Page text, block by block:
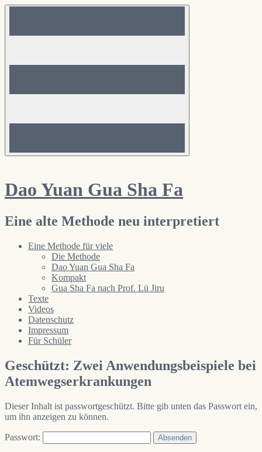
Zum
Dao Yuan Gua Sha Fa
Eine alte Methode neu interpretiert
Eine Methode für viele
Die Methode
Dao Yuan Gua Sha Fa
Kompakt
Gua Sha Fa nach Prof. Lü Jiru
Texte
Videos
Datenschutz
Impressum
Für Schüler
Geschützt: Zwei Anwendungsbeispiele bei
Atemwegserkrankungen
Dieser Inhalt ist passwortgeschützt. Bitte gib unten das Passwort ein,
um ihn anzeigen zu können.
Passwort: